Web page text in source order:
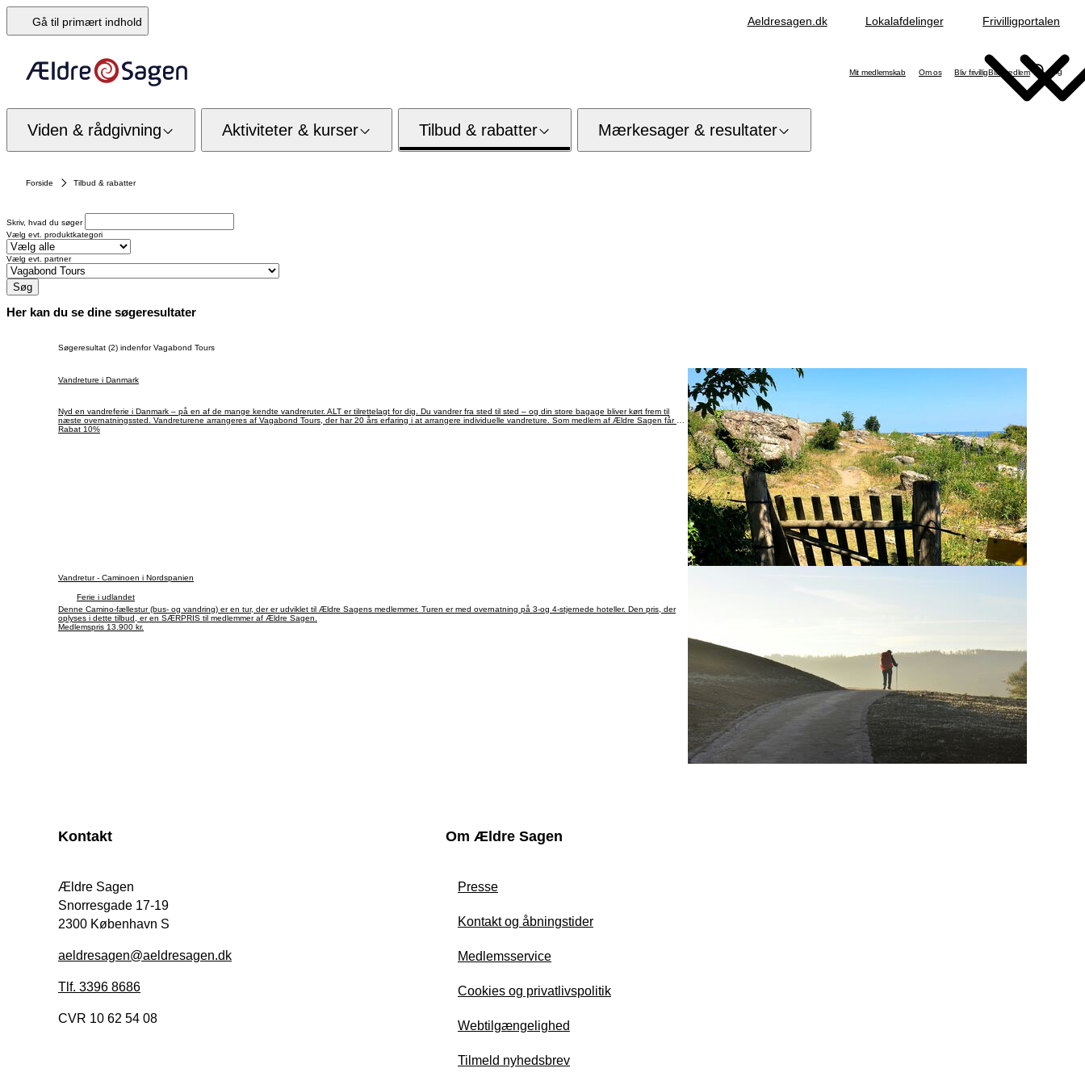
Gå til primært indhold Aeldresagen.dk Lokalafdelinger Frivilligportalen
Mit medlemskab Om os Bliv frivilligBliv medlem Søg
Viden & rådgivning Aktiviteter & kurser Tilbud & rabatter Mærkesager & resultater
Forside Tilbud & rabatter
Skriv, hvad du søger
Vælg evt. produktkategori
Vælg evt. partner
Søg
Her kan du se dine søgeresultater
Søgeresultat (2) indenfor Vagabond Tours
Vandreture i Danmark
Nyd en vandreferie i Danmark – på en af de mange kendte vandreruter. ALT er tilrettelagt for dig. Du vandrer fra sted til sted – og din store bagage bliver kørt frem til
næste overnatningssted. Vandreturene arrangeres af Vagabond Tours, der har 20 års erfaring i at arrangere individuelle vandreture. Som medlem af Ældre Sagen får du
10% rabat på alle nye bestillinger af individuelle vandreture i Danmark.
Rabat 10%
Vandretur - Caminoen i Nordspanien
Ferie i udlandet
Denne Camino-fællestur (bus- og vandring) er en tur, der er udviklet til Ældre Sagens medlemmer. Turen er med overnatning på 3-og 4-stjernede hoteller. Den pris, der
oplyses i dette tilbud, er en SÆRPRIS til medlemmer af Ældre Sagen.
Medlemspris 13.900 kr.
Kontakt
Ældre Sagen
Snorresgade 17-19
2300 København S
aeldresagen@aeldresagen.dk
Tlf. 3396 8686
CVR 10 62 54 08
Om Ældre Sagen
Presse
Kontakt og åbningstider
Medlemsservice
Cookies og privatlivspolitik
Webtilgængelighed
Tilmeld nyhedsbrev